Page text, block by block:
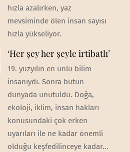
hızla azalırken, yaz
mevsiminde ölen insan sayısı
hızla yükseliyor.
‘Her şey her şeyle irtibatlı’
19. yüzyılın en ünlü bilim
insanıydı. Sonra bütün
dünyada unutuldu. Doğa,
ekoloji, iklim, insan hakları
konusundaki çok erken
uyarıları ile ne kadar önemli
olduğu keşfedilinceye kadar...